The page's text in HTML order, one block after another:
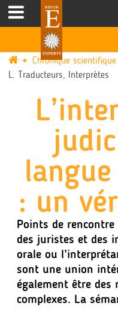
Chronique
L. Traducteurs, Interprètes
: un
Points de
des juristes et des
orale ou
sont une union
également être
complexes. La